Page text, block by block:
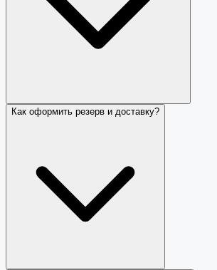
Как оформить резерв и доставку?